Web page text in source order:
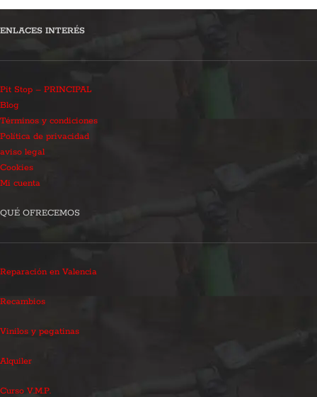
ENLACES INTERÉS
Pit Stop – PRINCIPAL
Blog
Términos y condiciones
Política de privacidad
aviso legal
Cookies
Mi cuenta
QUÉ OFRECEMOS
Reparación en Valencia
Recambios
Vinilos y pegatinas
Alquiler
Curso V.M.P.